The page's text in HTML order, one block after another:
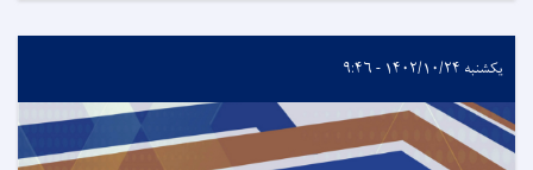
یکشنبه ۱۴۰۲/۱۰/۲۴ - ۹:۴۶